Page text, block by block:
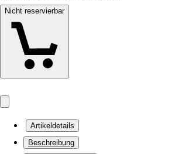
Nicht reservierbar
Artikeldetails
Beschreibung